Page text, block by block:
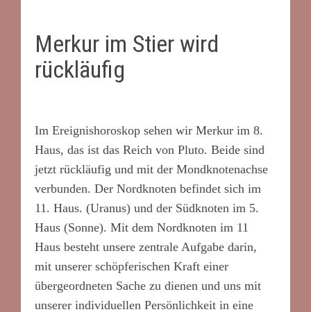
Merkur im Stier wird
rückläufig
Im Ereignishoroskop sehen wir Merkur im 8.
Haus, das ist das Reich von Pluto. Beide sind
jetzt rückläufig und mit der Mondknotenachse
verbunden. Der Nordknoten befindet sich im
11. Haus. (Uranus) und der Südknoten im 5.
Haus (Sonne). Mit dem Nordknoten im 11
Haus besteht unsere zentrale Aufgabe darin,
mit unserer schöpferischen Kraft einer
übergeordneten Sache zu dienen und uns mit
unserer individuellen Persönlichkeit in eine